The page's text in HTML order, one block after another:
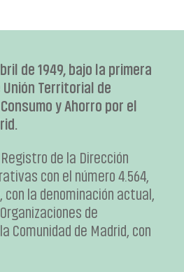
de 1949, bajo la primera
Territorial de
y Ahorro por el
de la Dirección
con el número 4.564,
la denominación actual,
de
Comunidad de Madrid, con